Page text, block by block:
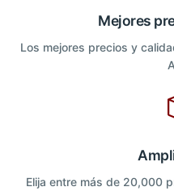
Mejores
Los mejores precios y
Elija entre más de 20,000